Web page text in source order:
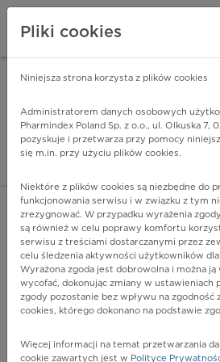
Pharmindex
ZALOGUJ SIĘ
D83.0 - Pospolity zmienny niedobór
zaburzeń funkcji lub liczebności
Więcej na lekiicd10.pl
Pliki cookies
Niniejsza strona korzysta z plików cookies
Administratorem danych osobowych
Pharmindex Poland Sp. z o.o., ul. Olkuska 7,
pozyskuje i przetwarza przy pomocy
się m.in. przy użyciu plików cookies.
Niektóre z plików cookies są niezbędne do
funkcjonowania serwisu i w związku z tym
zrezygnować. W przypadku wyrażenia
są również w celu poprawy komfortu
serwisu z treściami dostarczanymi przez
celu śledzenia aktywności użytkowników
Wyrażona zgoda jest dobrowolna i można
wycofać, dokonując zmiany w ustawieniach
zgody pozostanie bez wpływu na zgodność
cookies, którego dokonano na podstawie
Więcej informacji na temat przetwarzania
cookie zawartych jest w Polityce
ZA DARMO - w Google Play